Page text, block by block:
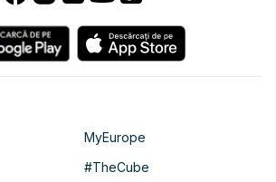
MyEurope
#TheCube